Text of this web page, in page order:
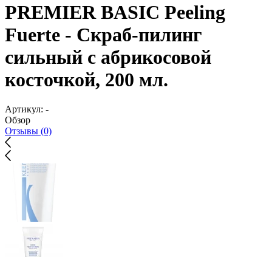
PREMIER BASIC Peeling
Fuerte - Скраб-пилинг
сильный с абрикосовой
косточкой, 200 мл.
Артикул: -
Обзор
Отзывы (0)